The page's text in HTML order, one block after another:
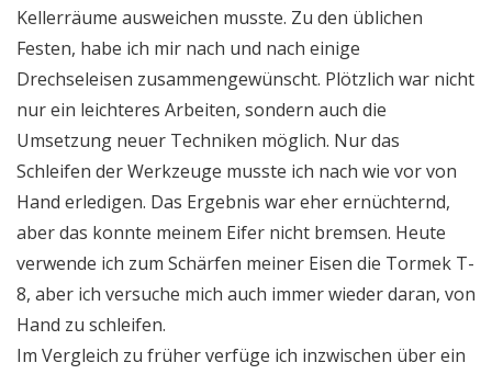
Kellerräume ausweichen musste. Zu den üblichen
Festen, habe ich mir nach und nach einige
Drechseleisen zusammengewünscht. Plötzlich war nicht
nur ein leichteres Arbeiten, sondern auch die
Umsetzung neuer Techniken möglich. Nur das
Schleifen der Werkzeuge musste ich nach wie vor von
Hand erledigen. Das Ergebnis war eher ernüchternd,
aber das konnte meinem Eifer nicht bremsen. Heute
verwende ich zum Schärfen meiner Eisen die Tormek T-
8, aber ich versuche mich auch immer wieder daran, von
Hand zu schleifen.
Im Vergleich zu früher verfüge ich inzwischen über ein